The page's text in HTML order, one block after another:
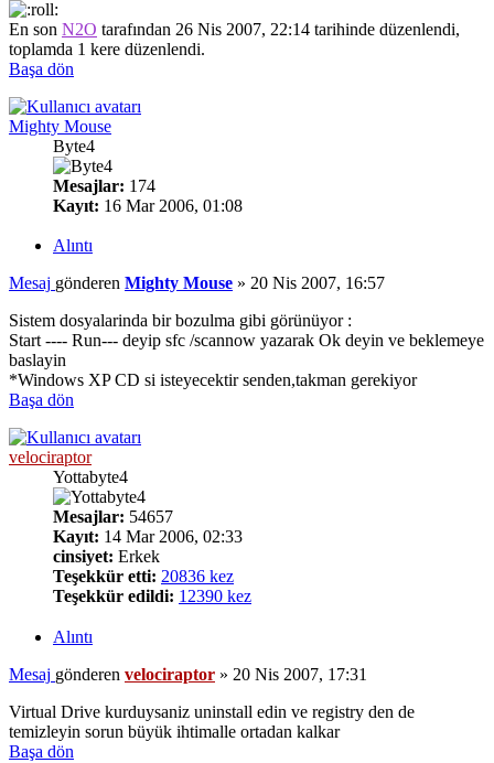
En son N2O tarafından 26 Nis 2007, 22:14 tarihinde düzenlendi,
toplamda 1 kere düzenlendi.
Başa dön
Mighty Mouse
Byte4
Mesajlar: 174
Kayıt: 16 Mar 2006, 01:08
Alıntı
Mesaj gönderen Mighty Mouse » 20 Nis 2007, 16:57
Sistem dosyalarinda bir bozulma gibi görünüyor :
Start ---- Run--- deyip sfc /scannow yazarak Ok deyin ve beklemeye
baslayin
*Windows XP CD si isteyecektir senden,takman gerekiyor
Başa dön
velociraptor
Yottabyte4
Mesajlar: 54657
Kayıt: 14 Mar 2006, 02:33
cinsiyet: Erkek
Teşekkür etti: 20836 kez
Teşekkür edildi: 12390 kez
Alıntı
Mesaj gönderen velociraptor » 20 Nis 2007, 17:31
Virtual Drive kurduysaniz uninstall edin ve registry den de
temizleyin sorun büyük ihtimalle ortadan kalkar
Başa dön